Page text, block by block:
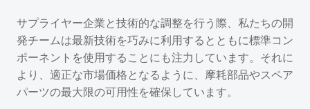
サプライヤー企業と技術的な調整を行う際、私たちの開
発チームは最新技術を巧みに利用するとともに標準コン
ポーネントを使用することにも注力しています。それに
より、適正な市場価格となるように、摩耗部品やスペア
パーツの最大限の可用性を確保しています。